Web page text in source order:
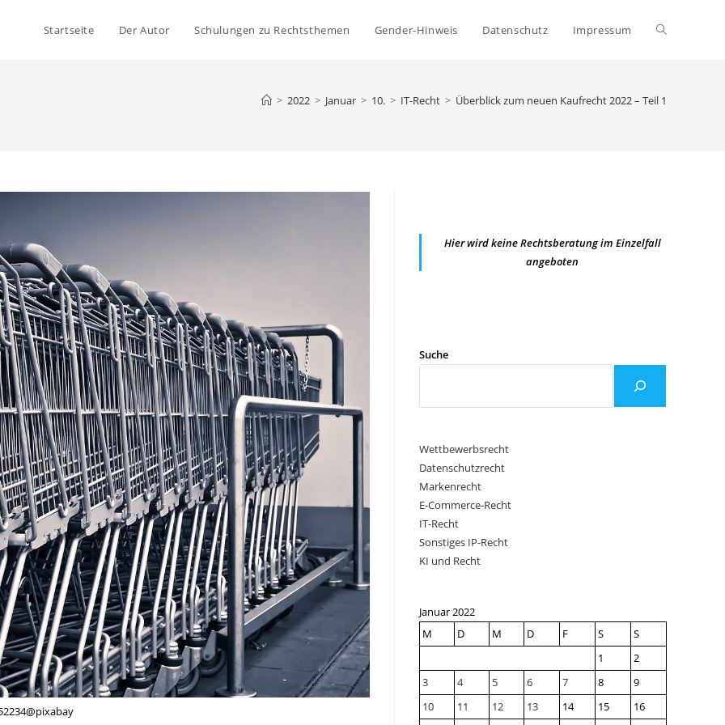
Startseite Der Autor Schulungen zu Rechtsthemen Gender-Hinweis Datenschutz Impressum Website-
> 2022 > Januar > 10. > IT-Recht > Überblick zum neuen Kaufrecht 2022 – Teil 1
Hier wird keine Rechtsberatung im Einzelfall
angeboten
Suche
Wettbewerbsrecht
Datenschutzrecht
Markenrecht
E-Commerce-Recht
IT-Recht
Sonstiges IP-Recht
KI und Recht
Januar 2022
M
D M D F S
S
1
2
3
4 5 6 7 8
9
10
11 12 13 14 15
16